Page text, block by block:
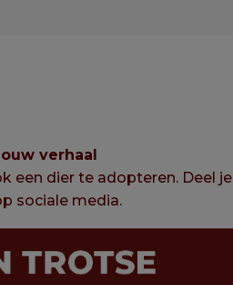
verhaal
een dier te adopteren. Deel je
sociale media.